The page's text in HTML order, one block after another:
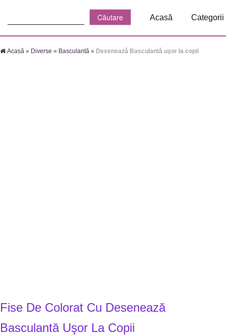
Acasă Categorii
Acasă » Diverse » Basculantă » Desenează Basculantă uşor la copii
Fise De Colorat Cu Desenează
Basculantă Uşor La Copii